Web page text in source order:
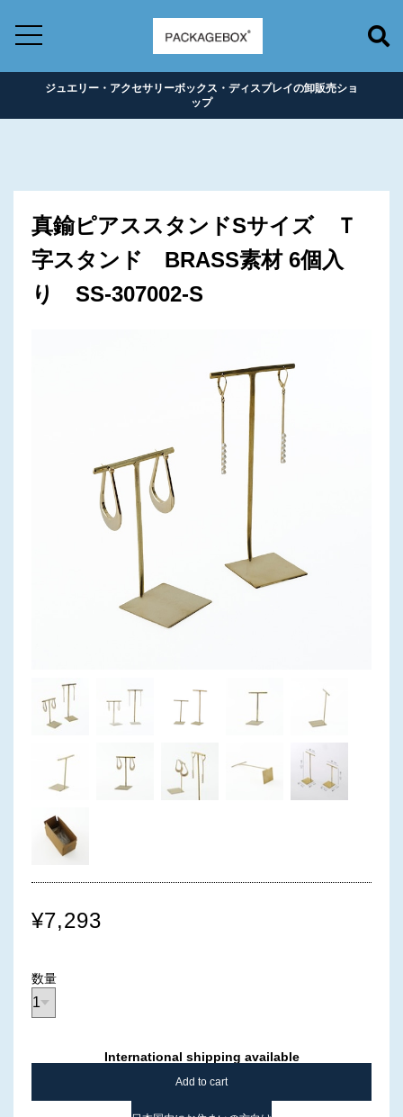
ジュエリー・アクセサリーボックス・ディスプレイの卸販売ショ
ップ
真鍮ピアススタンドSサイズ Ｔ
字スタンド BRASS素材 6個入
り SS-307002-S
¥7,293
数量
International shipping available
Add to cart